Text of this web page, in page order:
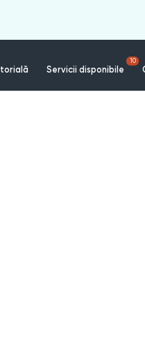
Servicii disponibile
10